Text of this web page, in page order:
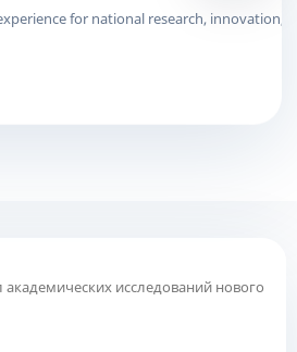
исследований нового